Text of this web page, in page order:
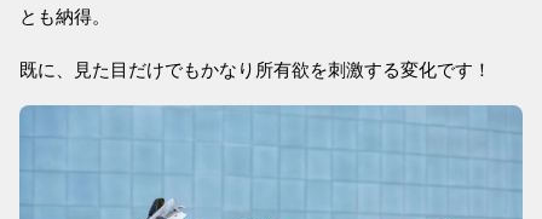
とも納得。
既に、見た目だけでもかなり所有欲を刺激する変化です！